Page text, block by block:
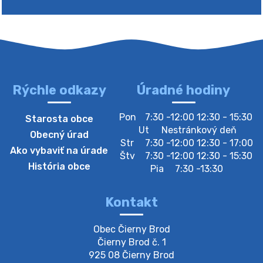
4. augusta 2026 10:05
Zberný dvor-Gyűjtőudvar
Oznamujeme obyvateľom, že v stredu 05. augusta
bude zberný dvor zatvorený. Értesítjük a lakosokat,
hogy szerdán augusztus 05-én a gyűjtőudvar zárva
lesz https://ciernybrod.sk?p=214…
Zber separovaného odpadu plastu-
Szeparált műanya…
Oznamujeme obyvateľom, že v stredu 05. augusta
Rýchle odkazy
Starosta obce
Obecný úrad
Ako vybaviť na úrade
História obce
Úradné hodiny
Pon
7:30 -12:00 12:30 - 15:30
Ut
Nestránkový deň
Str
7:30 -12:00 12:30 - 17:00
Štv
7:30 -12:00 12:30 - 15:30
Pia
7:30 -13:30
Kontakt
Obec Čierny Brod
Čierny Brod č. 1
925 08 Čierny Brod